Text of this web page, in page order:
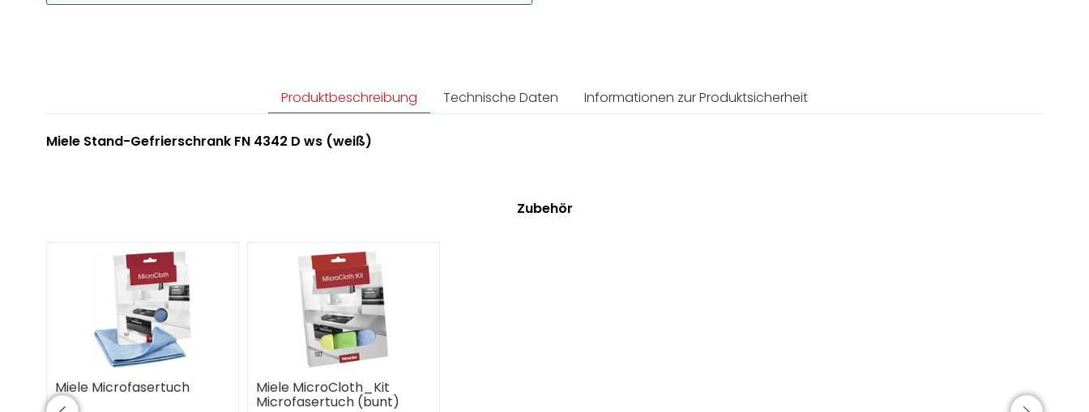
Produktbeschreibung Technische Daten Informationen zur Produktsicherheit
Miele Stand-Gefrierschrank FN 4342 D ws (weiß)
Zubehör
Miele Microfasertuch
Miele MicroCloth_Kit
Microfasertuch (bunt)